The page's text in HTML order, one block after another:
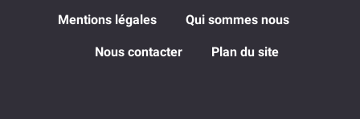
Mentions légales Qui sommes nous
Nous contacter Plan du site